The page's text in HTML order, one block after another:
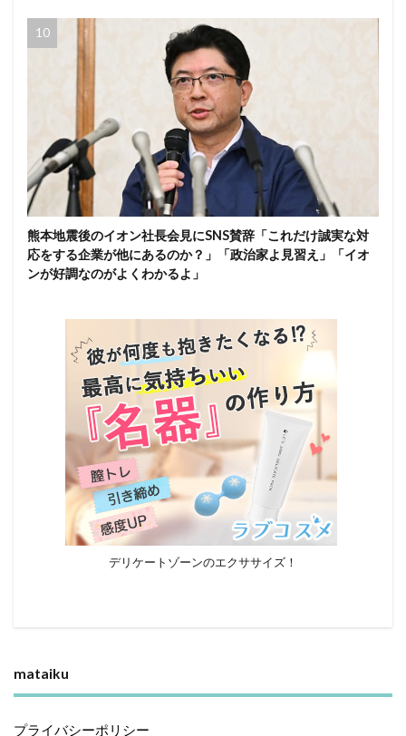
熊本地震後のイオン社長会見にSNS賛辞「これだけ誠実な対
応をする企業が他にあるのか？」「政治家よ見習え」「イオ
ンが好調なのがよくわかるよ」
デリケートゾーンのエクササイズ！
mataiku
プライバシーポリシー